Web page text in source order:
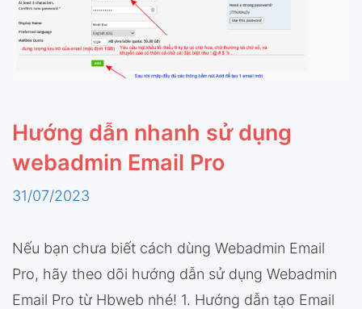
Hướng dẫn nhanh sử dụng
webadmin Email Pro
31/07/2023
Nếu bạn chưa biết cách dùng Webadmin Email
Pro, hãy theo dõi hướng dẫn sử dụng Webadmin
Email Pro từ Hbweb nhé! 1. Hướng dẫn tạo Email